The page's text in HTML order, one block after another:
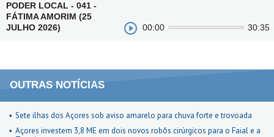
PODER LOCAL - 041 -
FÁTIMA AMORIM (25
JULHO 2026)
00:00 30:35
OUTRAS NOTÍCIAS
Sete ilhas dos Açores sob aviso amarelo para chuva forte e trovoada
Açores investem 3,8 ME em dois novos robôs cirúrgicos para o Faial e a